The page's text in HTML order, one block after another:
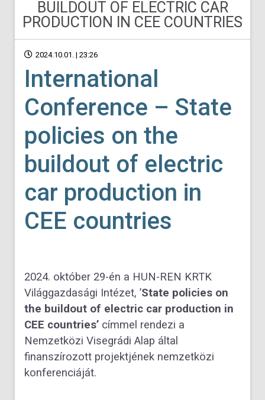
BUILDOUT OF ELECTRIC CAR
PRODUCTION IN CEE COUNTRIES
2024.10.01. | 23:26
International
Conference – State
policies on the
buildout of electric
car production in
CEE countries
2024. október 29-én a HUN-REN KRTK
Világgazdasági Intézet, ’State policies on
the buildout of electric car production in
CEE countries’ címmel rendezi a
Nemzetközi Visegrádi Alap által
finanszírozott projektjének nemzetközi
konferenciáját.